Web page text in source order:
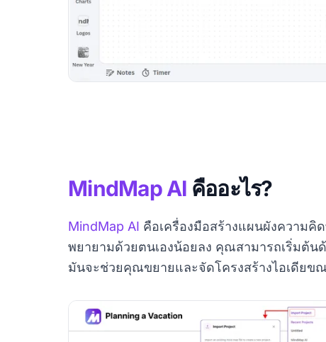
MindMap AI คืออะไร?
MindMap AI คือเครื่องมือสร้างแผนผังความคิ
พยายามด้วยตนเองน้อยลง คุณสามารถเริ่มต้น
มันจะช่วยคุณขยายและจัดโครงสร้างไอเดีย